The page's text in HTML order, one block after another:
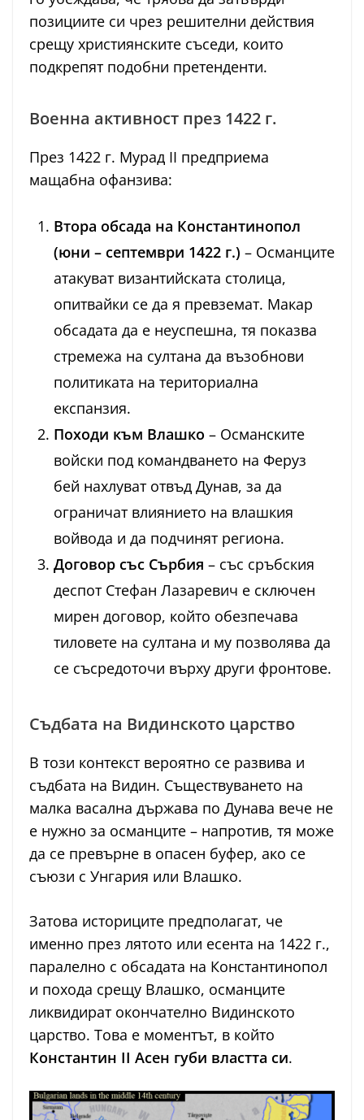
позициите си чрез решителни действия
срещу християнските съседи, които
подкрепят подобни претенденти.
Военна активност през 1422 г.
През 1422 г. Мурад II предприема
мащабна офанзива:
Втора обсада на Константинопол
(юни – септември 1422 г.) – Османците
атакуват византийската столица,
опитвайки се да я превземат. Макар
обсадата да е неуспешна, тя показва
стремежа на султана да възобнови
политиката на териториална
експанзия.
Походи към Влашко – Османските
войски под командването на Феруз
бей нахлуват отвъд Дунав, за да
ограничат влиянието на влашкия
войвода и да подчинят региона.
Договор със Сърбия – със сръбския
деспот Стефан Лазаревич е сключен
мирен договор, който обезпечава
тиловете на султана и му позволява да
се съсредоточи върху други фронтове.
Съдбата на Видинското царство
В този контекст вероятно се развива и
съдбата на Видин. Съществуването на
малка васална държава по Дунава вече не
е нужно за османците – напротив, тя може
да се превърне в опасен буфер, ако се
съюзи с Унгария или Влашко.
Затова историците предполагат, че
именно през лятото или есента на 1422 г.,
паралелно с обсадата на Константинопол
и похода срещу Влашко, османците
ликвидират окончателно Видинското
царство. Това е моментът, в който
Константин II Асен губи властта си.